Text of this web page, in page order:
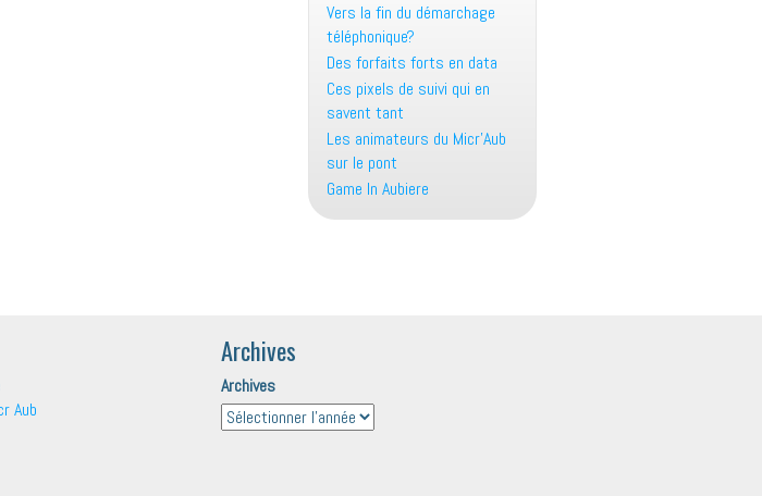
Vers la fin du démarchage
téléphonique?
Des forfaits forts en data
Ces pixels de suivi qui en
savent tant
Les animateurs du Micr’Aub
sur le pont
Game In Aubiere
Aub
Archives
Archives